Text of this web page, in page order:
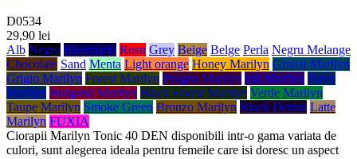
D0534
29,90 lei
Alb Negru Bleumarin Rosu Grey Beige Belge Perla Negru Melange
Chocolate Sand Menta Light orange Honey Marilyn Granat Marilyn
Grigio Marilyn Forest Marilyn Prugna Marilyn Ink Marilyn Navy
Marilyn Burgund Marilyn Black Forest Marilyn Verde Marilyn
Taupe Marilyn Smoke Green Bronzo Marilyn Black Denim Latte
Marilyn FUXIA
Ciorapii Marilyn Tonic 40 DEN disponibili intr-o gama variata de
culori, sunt alegerea ideala pentru femeile care isi doresc un aspect